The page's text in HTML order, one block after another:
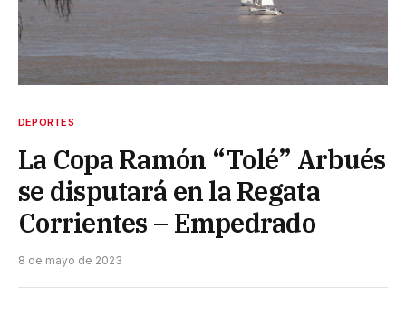
DEPORTES
La Copa Ramón “Tolé” Arbués
se disputará en la Regata
Corrientes – Empedrado
8 de mayo de 2023